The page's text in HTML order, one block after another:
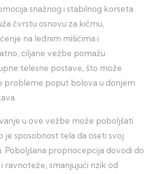
snažnog i stabilnog korseta.
čvrstu osnovu za kičmu,
na leđnim mišićima i
ciljane vežbe pomažu
telesne postave, što može
probleme poput bolova u donjem
u ove vežbe može poboljšati
je sposobnost tela da oseti svoj
Poboljšana propriocepcija dovodi do
ravnoteže, smanjujući rizik od